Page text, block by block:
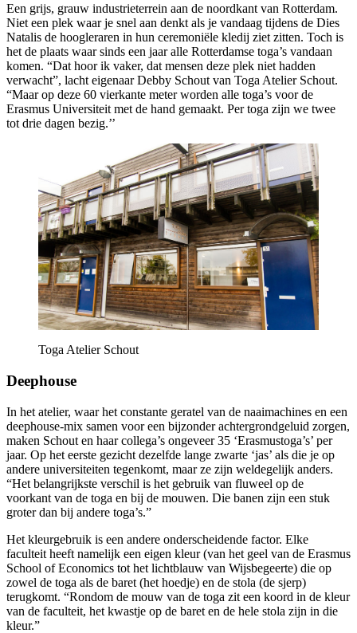
Een grijs, grauw industrieterrein aan de noordkant van Rotterdam.
Niet een plek waar je snel aan denkt als je vandaag tijdens de Dies
Natalis de hoogleraren in hun ceremoniële kledij ziet zitten. Toch is
het de plaats waar sinds een jaar alle Rotterdamse toga’s vandaan
komen. “Dat hoor ik vaker, dat mensen deze plek niet hadden
verwacht”, lacht eigenaar Debby Schout van Toga Atelier Schout.
“Maar op deze 60 vierkante meter worden alle toga’s voor de
Erasmus Universiteit met de hand gemaakt. Per toga zijn we twee
tot drie dagen bezig.’’
Toga Atelier Schout
Deephouse
In het atelier, waar het constante geratel van de naaimachines en een
deephouse-mix samen voor een bijzonder achtergrondgeluid zorgen,
maken Schout en haar collega’s ongeveer 35 ‘Erasmustoga’s’ per
jaar. Op het eerste gezicht dezelfde lange zwarte ‘jas’ als die je op
andere universiteiten tegenkomt, maar ze zijn weldegelijk anders.
“Het belangrijkste verschil is het gebruik van fluweel op de
voorkant van de toga en bij de mouwen. Die banen zijn een stuk
groter dan bij andere toga’s.”
Het kleurgebruik is een andere onderscheidende factor. Elke
faculteit heeft namelijk een eigen kleur (van het geel van de Erasmus
School of Economics tot het lichtblauw van Wijsbegeerte) die op
zowel de toga als de baret (het hoedje) en de stola (de sjerp)
terugkomt. “Rondom de mouw van de toga zit een koord in de kleur
van de faculteit, het kwastje op de baret en de hele stola zijn in die
kleur.”